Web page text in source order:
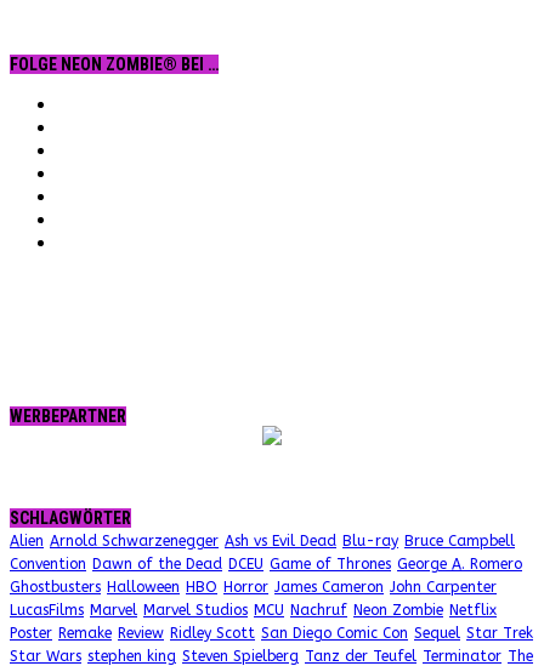
FOLGE NEON ZOMBIE® BEI …
WERBEPARTNER
SCHLAGWÖRTER
Alien Arnold Schwarzenegger Ash vs Evil Dead Blu-ray Bruce Campbell
Convention Dawn of the Dead DCEU Game of Thrones George A. Romero
Ghostbusters Halloween HBO Horror James Cameron John Carpenter
LucasFilms Marvel Marvel Studios MCU Nachruf Neon Zombie Netflix
Poster Remake Review Ridley Scott San Diego Comic Con Sequel Star Trek
Star Wars stephen king Steven Spielberg Tanz der Teufel Terminator The